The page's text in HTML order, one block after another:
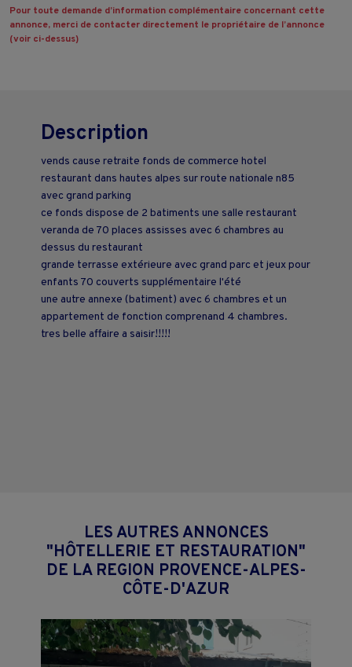
Pour toute demande d’information complémentaire concernant cette
annonce, merci de contacter directement le propriétaire de l’annonce
(voir ci-dessus)
Description
vends cause retraite fonds de commerce hotel
restaurant dans hautes alpes sur route nationale n85
avec grand parking
ce fonds dispose de 2 batiments une salle restaurant
veranda de 70 places assisses avec 6 chambres au
dessus du restaurant
grande terrasse extérieure avec grand parc et jeux pour
enfants 70 couverts supplémentaire l'été
une autre annexe (batiment) avec 6 chambres et un
appartement de fonction comprenand 4 chambres.
tres belle affaire a saisir!!!!!
LES AUTRES ANNONCES
"HÔTELLERIE ET RESTAURATION"
DE LA REGION PROVENCE-ALPES-
CÔTE-D'AZUR